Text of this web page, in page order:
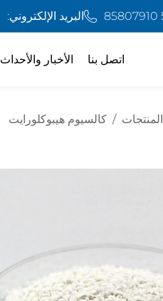
البريد الإلكتروني:
الأخبار والأحداث اتصل بنا
المنتجات / كالسيوم هيبوكلورايت